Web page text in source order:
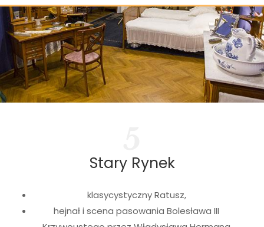
Stary Rynek
klasycystyczny Ratusz,
hejnał i scena pasowania Bolesława III